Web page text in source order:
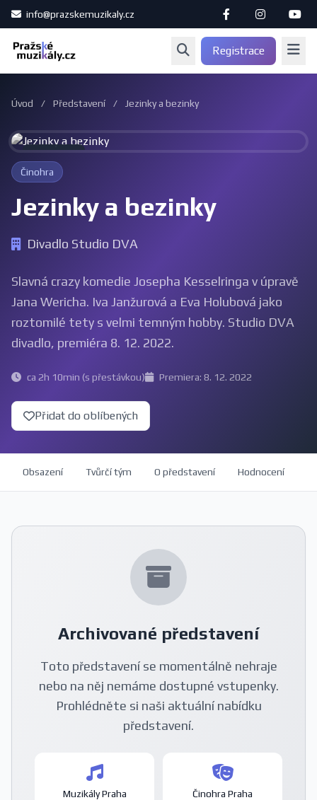
info@prazskemuzikaly.cz
Registrace
Úvod / Představení / Jezinky a bezinky
Činohra
Jezinky a bezinky
Divadlo Studio DVA
Slavná crazy komedie Josepha Kesselringa v úpravě
Jana Wericha. Iva Janžurová a Eva Holubová jako
roztomilé tety s velmi temným hobby. Studio DVA
divadlo, premiéra 8. 12. 2022.
ca 2h 10min (s přestávkou) Premiera: 8. 12. 2022
Přidat do oblíbených
Obsazení Tvůrčí tým O představení Hodnocení
Archivované představení
Toto představení se momentálně nehraje
nebo na něj nemáme dostupné vstupenky.
Prohlédněte si naši aktuální nabídku
představení.
Muzikály Praha Činohra Praha